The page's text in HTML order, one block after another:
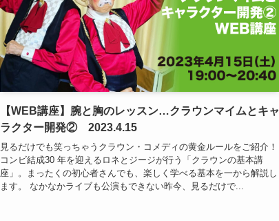
【WEB講座】腕と胸のレッスン…クラウンマイムとキャ
ラクター開発② 2023.4.15
見るだけでも笑っちゃうクラウン・コメディの黄金ルールをご紹介！
コンビ結成30 年を迎えるロネとジージが行う「クラウンの基本講
座」。まったくの初心者さんでも、楽しく学べる基本を一から解説し
ます。 なかなかライブも公演もできない昨今、見るだけで...